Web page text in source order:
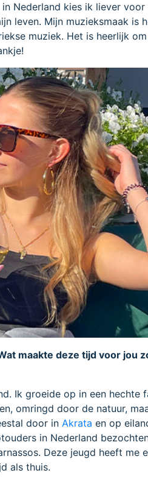
Nederland kies ik liever
leven. Mijn muzieksmaak is
muziek. Het is heerlijk
maakte deze tijd voor jou
Ik groeide op in een hechte
omringd door de natuur,
door in Akrata en op
in Nederland
Deze jeugd heeft me
als thuis.